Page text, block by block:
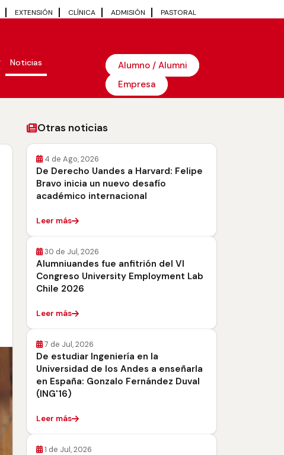
EXTENSIÓN CLÍNICA ADMISIÓN PASTORAL
Noticias
Alumno / Alumni
Empresa
Otras noticias
4 de Ago, 2026
De Derecho Uandes a Harvard: Felipe
Bravo inicia un nuevo desafío
académico internacional
Leer más
30 de Jul, 2026
Alumniuandes fue anfitrión del VI
Congreso University Employment Lab
Chile 2026
Leer más
7 de Jul, 2026
De estudiar Ingeniería en la
Universidad de los Andes a enseñarla
en España: Gonzalo Fernández Duval
(ING'16)
Leer más
1 de Jul, 2026